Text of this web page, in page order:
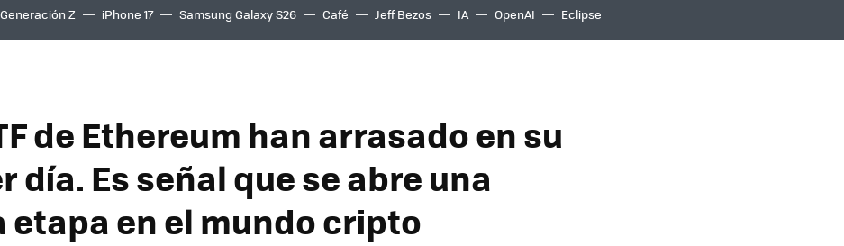
Generación Z iPhone 17 Samsung Galaxy S26 Café Jeff Bezos IA OpenAI Eclipse
de Ethereum han arrasado en su
día. Es señal que se abre una
etapa en el mundo cripto